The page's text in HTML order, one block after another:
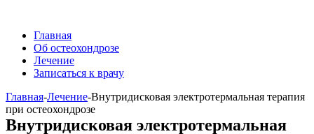
Главная
Об остеохондрозе
Лечение
Записаться к врачу
Главная-Лечение-Внутридисковая электротермальная терапия
при остеохондрозе
Внутридисковая электротермальная